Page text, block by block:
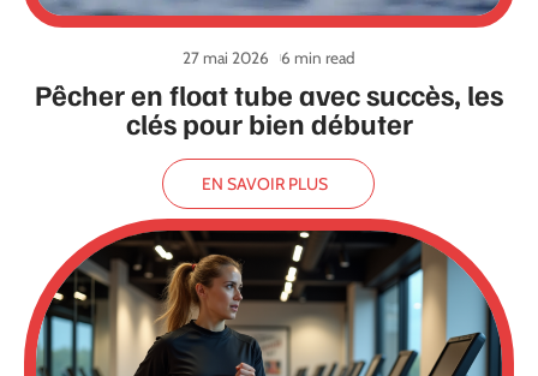
Pêcher en float tube avec succès, les
clés pour bien débuter
27 mai 2026 6 min read
EN SAVOIR PLUS